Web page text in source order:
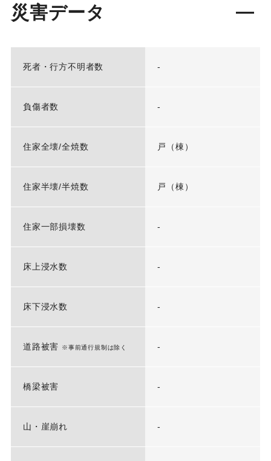
災害データ
死者・行方不明者数 -
負傷者数 -
住家全壊/全焼数 戸（棟）
住家半壊/半焼数 戸（棟）
住家一部損壊数 -
床上浸水数 -
床下浸水数 -
道路被害 ※事前通行規制は除く -
橋梁被害 -
山・崖崩れ -